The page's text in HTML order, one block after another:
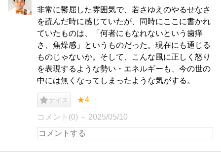
非常に鬱屈した雰囲気で、若さゆえのやるせなさ
を読んだ時に感じていたが、同時にここに書かれ
ていたものは、「何者にもなれないという歯痒
さ、焦燥感」というものだった。現在にも通じる
ものじゃないか。そして、こんな風に正しく怒り
を表現するような勢い・エネルギーも、今の世の
中には無くなってしまったような気がする。
ナイス ★4
コメント(0) 2025/05/10